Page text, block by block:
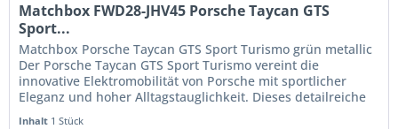
Matchbox FWD28-JHV45 Porsche Taycan GTS
Sport...
Matchbox Porsche Taycan GTS Sport Turismo grün metallic
Der Porsche Taycan GTS Sport Turismo vereint die
innovative Elektromobilität von Porsche mit sportlicher
Eleganz und hoher Alltagstauglichkeit. Dieses detailreiche
Inhalt 1 Stück